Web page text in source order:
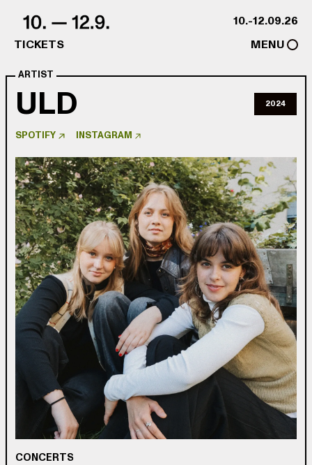
10.-12.09.26
TICKETS
MENU
ARTIST
ULD 2024
SPOTIFY INSTAGRAM
CONCERTS